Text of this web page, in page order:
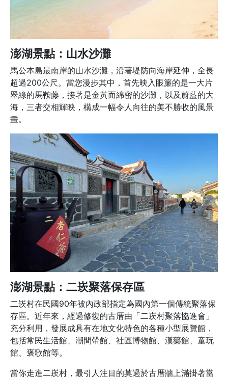
澎湖景點：山水沙灘
馬公本島最南岸的山水沙灘，沿著堤防向海岸延伸，全長
超過200公尺。當您漫步其中，首先映入眼簾的是一大片
翠綠的馬鞍藤，接著是金黃而綿密的沙灘，以及蔚藍的大
海，三者交相輝映，構成一幅令人向往的美不勝收的風景
畫。
澎湖景點：二崁聚落保存區
二崁村在民國90年被內政部指定為國內第一個傳統聚落保
存區。近年來，經過修復的古厝由「二崁村聚落協進會」
充分利用，發展成具有在地文化特色的各種小型展覽館，
包括常民生活館、潮間帶館、社區博物館、漢藥館、童玩
館、褒歌館等。
當你走進二崁村，最引人注目的莫過於古厝牆上滿掛著當